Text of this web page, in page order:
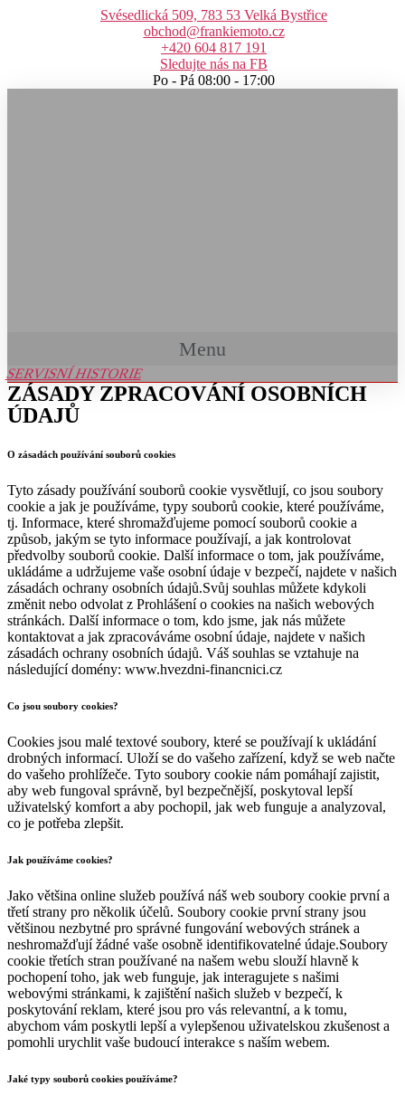
Svésedlická 509, 783 53 Velká Bystřice
obchod@frankiemoto.cz
+420 604 817 191
Sledujte nás na FB
Po - Pá 08:00 - 17:00
Menu
SERVISNÍ HISTORIE
ZÁSADY ZPRACOVÁNÍ OSOBNÍCH
ÚDAJŮ
O zásadách používání souborů cookies
Tyto zásady používání souborů cookie vysvětlují, co jsou soubory
cookie a jak je používáme, typy souborů cookie, které používáme,
tj. Informace, které shromažďujeme pomocí souborů cookie a
způsob, jakým se tyto informace používají, a jak kontrolovat
předvolby souborů cookie. Další informace o tom, jak používáme,
ukládáme a udržujeme vaše osobní údaje v bezpečí, najdete v našich
zásadách ochrany osobních údajů.Svůj souhlas můžete kdykoli
změnit nebo odvolat z Prohlášení o cookies na našich webových
stránkách. Další informace o tom, kdo jsme, jak nás můžete
kontaktovat a jak zpracováváme osobní údaje, najdete v našich
zásadách ochrany osobních údajů. Váš souhlas se vztahuje na
následující domény: www.hvezdni-financnici.cz
Co jsou soubory cookies?
Cookies jsou malé textové soubory, které se používají k ukládání
drobných informací. Uloží se do vašeho zařízení, když se web načte
do vašeho prohlížeče. Tyto soubory cookie nám pomáhají zajistit,
aby web fungoval správně, byl bezpečnější, poskytoval lepší
uživatelský komfort a aby pochopil, jak web funguje a analyzoval,
co je potřeba zlepšit.
Jak používáme cookies?
Jako většina online služeb používá náš web soubory cookie první a
třetí strany pro několik účelů. Soubory cookie první strany jsou
většinou nezbytné pro správné fungování webových stránek a
neshromažďují žádné vaše osobně identifikovatelné údaje.Soubory
cookie třetích stran používané na našem webu slouží hlavně k
pochopení toho, jak web funguje, jak interagujete s našimi
webovými stránkami, k zajištění našich služeb v bezpečí, k
poskytování reklam, které jsou pro vás relevantní, a k tomu,
abychom vám poskytli lepší a vylepšenou uživatelskou zkušenost a
pomohli urychlit vaše budoucí interakce s naším webem.
Jaké typy souborů cookies používáme?